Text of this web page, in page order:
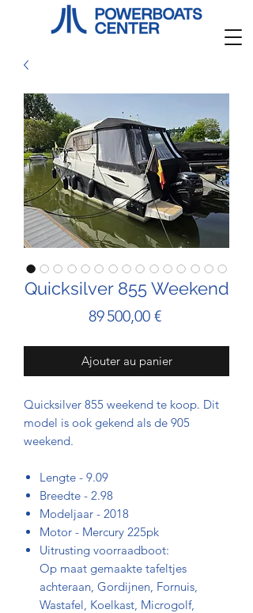
Quicksilver 855 Weekend
89 500,00 €Prix
Ajouter au panier
Quicksilver 855 weekend te koop. Dit
model is ook gekend als de 905
weekend.
Lengte - 9.09
Breedte - 2.98
Modeljaar - 2018
Motor - Mercury 225pk
Uitrusting voorraadboot:
Op maat gemaakte tafeltjes
achteraan, Gordijnen, Fornuis,
Wastafel, Koelkast, Microgolf,